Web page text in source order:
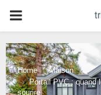
PRIMARY
MENU
Home
Maison
Portail PVC : quand
sourire